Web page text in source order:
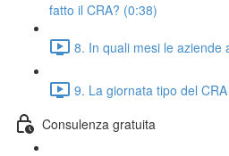
fatto il CRA? (0:38)
8. In quali mesi le aziende
9. La giornata tipo del
Consulenza gratuita